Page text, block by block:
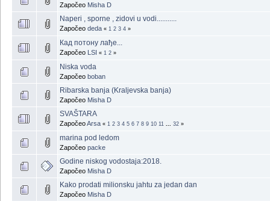
Započeo Misha D
Naperi , sporne , zidovi u vodi...........
Započeo deda « 1 2 3 4 »
Кад потону лађе...
Započeo LSI « 1 2 »
Niska voda
Započeo boban
Ribarska banja (Kraljevska banja)
Započeo Misha D
SVAŠTARA
ZapočeoArsa « 1 2 3 4 5 6 7 8 9 10 11 32 »
marina pod ledom
Započeo packe
Godine niskog vodostaja:2018.
Započeo Misha D
Kako prodati milionsku jahtu za jedan dan
Započeo Misha D